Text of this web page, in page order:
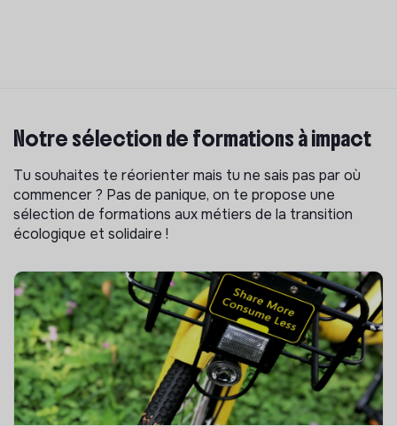
Notre sélection de formations à impact
Tu souhaites te réorienter mais tu ne sais pas par où
commencer ? Pas de panique, on te propose une
sélection de formations aux métiers de la transition
écologique et solidaire !